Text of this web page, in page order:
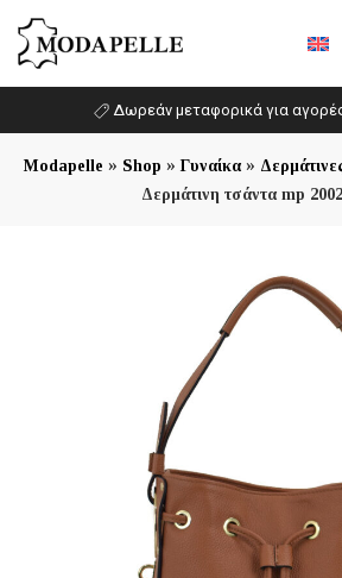
Δωρεάν μεταφορικά για
Modapelle » Shop » Γυναίκα »
Δερμάτινη τσάντα mp